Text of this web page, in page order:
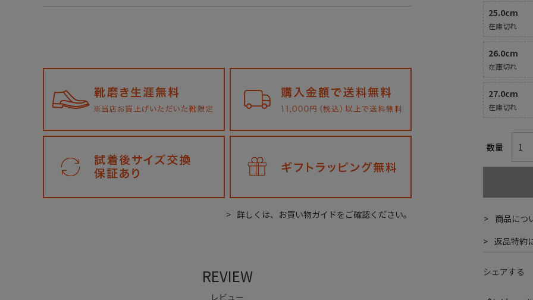
25.0cm
在庫切れ
26.0cm
在庫切れ
27.0cm
在庫切れ
商品につ
返品特約
シェアする
詳しくは、お買い物ガイドをご確認ください。
REVIEW
レビュー